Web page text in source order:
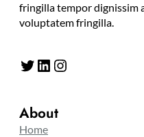
fringilla tempor dignissim
voluptatem fringilla.
Twitter LinkedIn Instagram
About
Home